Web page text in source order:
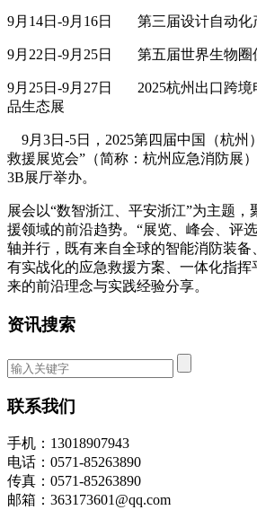
9月14日-9月16日 第三届设计自动化
9月22日-9月25日 第五届世界生物圈
9月25日-9月27日 2025杭州出口跨境
品生态展
9月3日-5日，2025第四届中国（杭州
救援展览会”（简称：杭州应急消防展
3B展厅举办。
展会以“数智浙江、平安浙江”为主题，
援领域的前沿趋势。“展览、峰会、评
轴并行，既有来自全球的智能消防装
有实战化的应急救援方案、一体化指
来的前沿理念与实践经验分享。
资讯搜索
联系我们
手机：13018907943
电话：0571-85263890
传真：0571-85263890
邮箱：363173601@qq.com